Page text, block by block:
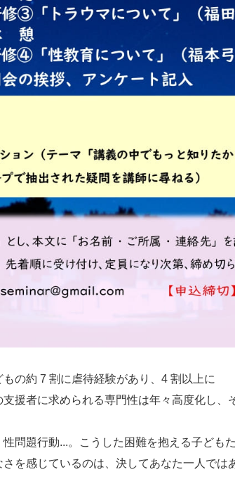
の約 7 割に虐待経験があり、4 割以上に
援者に求められる専門性は年々高度化し、
問題行動...。こうした困難を抱える子ども
を感じているのは、決してあなた一人では